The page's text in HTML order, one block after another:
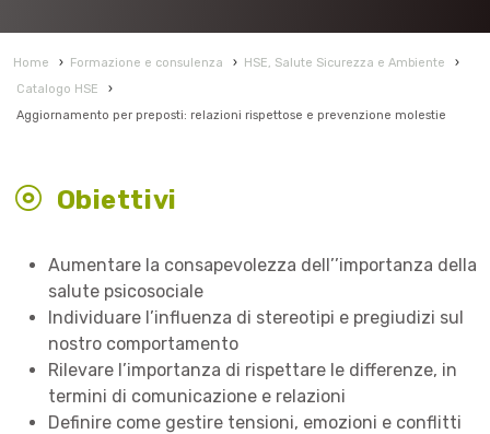
Home › Formazione e consulenza › HSE, Salute Sicurezza e Ambiente
›
Catalogo HSE
›
Aggiornamento per preposti: relazioni rispettose e prevenzione molestie
Obiettivi
Aumentare la consapevolezza dell’’importanza della
salute psicosociale
Individuare l’influenza di stereotipi e pregiudizi sul
nostro comportamento
Rilevare l’importanza di rispettare le differenze, in
termini di comunicazione e relazioni
Definire come gestire tensioni, emozioni e conflitti